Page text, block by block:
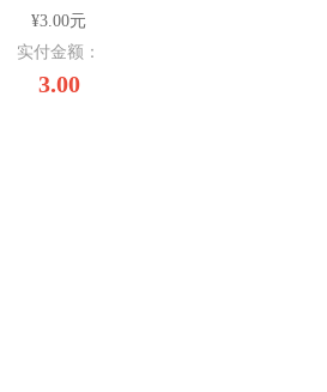
¥3.00元
实付金额：
3.00